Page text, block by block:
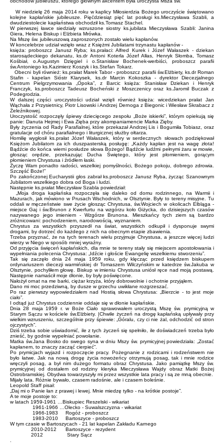
W niedzielę 26 maja 2014 roku w kaplicy Miłosierdzia Bożego uroczyście świętowano
kolejne kapłańskie jubileusze. Pięćdziesiąt pięć lat posługi ks.Mieczysława Szabli, a
dwudziestolecie kapłaństwa obchodził ks.Tomasz Stachel.
W pierwszej ławce siedziały wzruszone siostry ks.jubilata Mieczysława Szabli: Janina
Giera, Helena Biskup i Elżbieta Mrówka.
Na Mszę św. jubileuszową zaproszonych zostało wielu kapłanów.
W koncelebrze udział wzięło wraz z Księżmi Jubilatami trzynastu kapłanów -
księża: proboszcz Janusz Ryba; ks.prałaci: Alfred Kurek i Józef Wałaszek - dziekan
starosądeckiego dekanatu, ks.dr Antoni Koterla Józef Alłas, Henryk Słomba, Tomasz
Kośbiał, o.Augustyn Dzięgiel i o.Stanisław Bochenek-werbiści, proboszcz parafii
św.Antoniego ks.Kazimierz Koszyk i ks.Stefan Tokarz.
Obecni byli również: ks.prałat Marek Tabor - proboszcz parafii św.Elżbiety, ks.dr Roman
Stafin - kapelan Sióstr Klarysek, ks.dr Marcin Kokoszka - dyrektor Diecezjalnego
Centrum Pielgrzymowania „Opoka”, z Barcic księża: Stanisław Dziekan i Henryk
Franczyk, ks.proboszcz Tadeusz Bocheński z Moszczenicy oraz ks.Jaromil Buczak z
Podegrodzia.
W dalszej części uroczystości udział wzięli również księża: wicedziekan prałat Jan
Wąchała z Przysietnicy, Piotr Lisowski i Andrzej Dernoga z Biegonic i Wiesław Skrabacz z
Żeleźnikowej.
Uroczystość rozpoczęły śpiewy dziecięcego zespołu „Boże iskierki”, którym opiekują się
panie: Danuta Hejmej i Ewa Zięba przy akompaniamencie Marka Zięby.
Były życzenia od Rady Parafialnej, które przekazał Andrzej Lis i Bogumiła Tobiasz, oraz
gratulacje od chóru parafialnego i liturgicznej służby ołtarza.
Homilię wygłosił ks.prałat Józef Wałaszek, który w serdecznych słowach podziękował
Księżom Jubilatom za ich duszpasterską posługę: „Każdy kapłan jest na wagę złota!
Bądźcie do końca wierni posłudze słowa Bożego! Bądźcie ludźmi pełnymi żaru w mowie,
głosząc orędzie, przekazując Ducha Świętego, który jest płomieniem, gorącym
płomieniem Chrystusa i źródłem łaski.
Życzę Wam ponadto radości, wszelkiej pomyślności, Bożego pokoju, dobrego zdrowia.
Szczęść Boże!”
Po zakończonej Eucharystii głos zabrał ks.proboszcz Janusz Ryba, życząc Szanownym
Jubilatom wszelkiego dobra od Boga i ludzi.
Następnie ks.prałat Mieczysław Szabla powiedział:
„Moja droga kapłańska rozpoczęła się daleko od domu rodzinnego, na Warmii i
Mazurach, jak mówiono w Prusach Wschodnich, w Olsztynie. Były to tereny misyjne. Tu
oddali w męczeństwie swe życie głosząc Chrystusa, św.Wojciech w okolicach Elbląga -
miejsce Gaj i św.Brunon z Kwerfurtu na wzgórzu koło Giżycka, do dzisiejszych czasów
nazywanego jego imieniem - Wzgórze Brunona. Mieszkańcy tych ziem są bardzo
zróżnicowani: pochodzeniem, narodowością, wyznaniem.
Chrystus za wszystkich przyszedł na świat, wszystkich odkupił i dysponuje swymi
drogami, by dotrzeć do każdego z nich na obecnym etapie zbawienia.
Trzeba przyznać, że na tych terenach wielu przyjmuje Chrystusa, a jeszcze więcej ludzi
wierzy w Niego w sposób mniej wyraźny.
Od przyjęcia święceń kapłańskich, dla mnie te tereny stały się miejscem apostołowania i
wypełniania polecenia Chrystusa: „Idźcie i głoście Ewangelię wszelkiemu stworzeniu”.
Tak się zaczęło dnia 24 maja 1959 roku, gdy klęcząc przed księdzem biskupem
ordynariuszem diecezji warmińskiej dr Tomaszem Wilczyńskim w katedrze św.Jakuba w
Olsztynie, pochyliłem głowę. Biskup w imieniu Chrystusa uniósł ręce nad moją postawą.
Następnie namaścił moje dłonie, by były poświęcone.
Nałożył ornat na me barki, ciężar krzyża, który dobrowolnie i ochotnie przyjąłem.
Dano mi moc przedziwną, by dusze w grzechu uwikłane rozgrzeszać.
Po raz pierwszy wypowiedziałem nad Hostią słowa Chrystusa: „Bierzcie - to jest moje
ciało”.
I odtąd już Chrystus codziennie oddaje się w dłonie kapłańskie.
Dnia 28 maja 1959 r. w Boże Ciało sprawowałem uroczystą Mszę św. prymicyjną w
Starym Sączu w kościele św.Elżbiety. |Chwile życzeń na drogę kapłańską upływały przy
wielkim wzruszeniu, szczególnie przy śpiewie: „Góralu, czy ci nie żal, odchodzić od stron
ojczystych”.
Dziś trzeba sobie uświadomić, ile z tych życzeń się spełniło, ile doświadczeń trzeba było
znieść, by godnie wypełniać powołanie.
Matka św.Jana Bosko do swego syna w dniu Mszy św. prymicyjnej powiedziała: „Zostać
kapłanem, to znaczy zacząć cierpieć”.
Po prymicjach wyjazd i rozpoczęcie pracy. Pożegnanie z rodzicami i rodzeństwem nie
było łatwe. Jak na nową drogę życia nowożeńcy otrzymują posag, tak i mnie rodzice
wręczyli posag, a był nim dużego formatu obraz Chrystusa. Jako pamiątkę Mszy św.
prymicyjnej od dostałem od rodziny kleryka Mieczysława Wajdy obraz Matki Bożej
Ostrobramskiej. Obydwa towarzyszyły mi przez wszystkie lata pracy i są ze mną obecnie.
Mijały lata. Różnie bywało, czasem radośnie, ale i czasem boleśnie.
Leopold Staff pisał:
„Daj mi o Panie łan z prawej i lewej. Mnie miedzę tylko - na krótkie postoje”.
A te moje postoje to:
w latach 1959-1961 …Biskupiec Reszelski - wikariat
1961-1966 …Olecko - Suwalszczyzna - wikariat
1966-1983 Rogóż - proboszcz
1983-2010 Bartoszyce - proboszcz
W tym czasie w Bartoszycach - 21 lat kapelan Zakładu Karnego
2010-2012 Bartoszyce - rezydent
2012 Stary Sącz
.